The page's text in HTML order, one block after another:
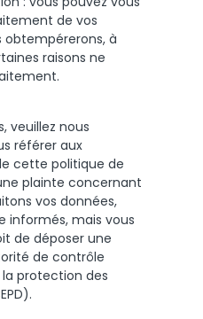
de vos
obtempérerons, à
raisons ne
veuillez nous
référer aux
cette politique de
plainte concernant
vos données,
informés, mais vous
de déposer une
de contrôle
protection des